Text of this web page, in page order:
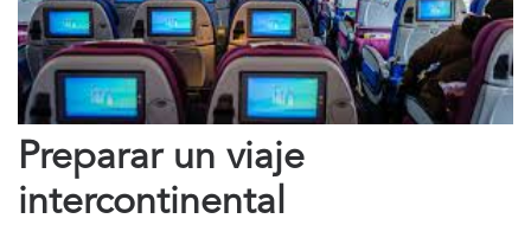
Preparar un viaje
intercontinental